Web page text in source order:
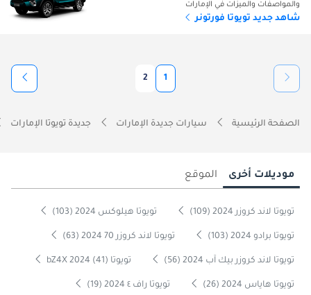
والمواصفات والميزات في الإمارات
شاهد جديد تويوتا فورتونر
1
2
الصفحة الرئيسية سيارات جديدة الإمارات جديدة تويوتا الإمارات
موديلات أخرى الموقع
تويوتا لاند كروزر 2024 (109) تويوتا هيلوكس 2024 (103)
تويوتا برادو 2024 (103) تويوتا لاند كروزر 70 2024 (63)
تويوتا لاند كروزر بيك آب 2024 (56) تويوتا bZ4X 2024 (41)
تويوتا هاياس 2024 (26) تويوتا راف ٤ 2024 (19)